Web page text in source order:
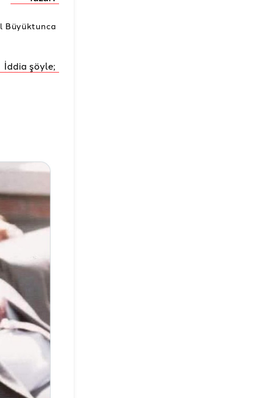
Büyüktunca
İddia şöyle;